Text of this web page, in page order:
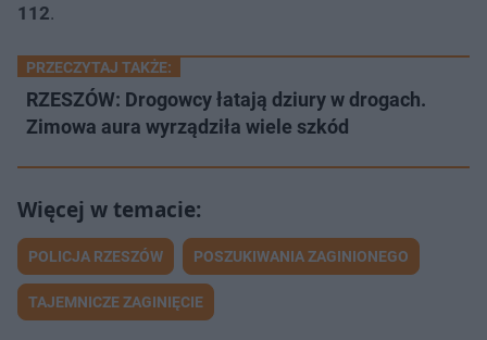
112.
PRZECZYTAJ TAKŻE:
RZESZÓW: Drogowcy łatają dziury w drogach.
Zimowa aura wyrządziła wiele szkód
POLICJA RZESZÓW POSZUKIWANIA ZAGINIONEGO
TAJEMNICZE ZAGINIĘCIE